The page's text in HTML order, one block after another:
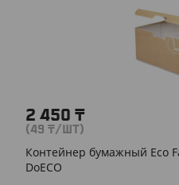
2 450 ₸
(49 ₸/ШТ)
Контейнер бумажный Eco
DoECO